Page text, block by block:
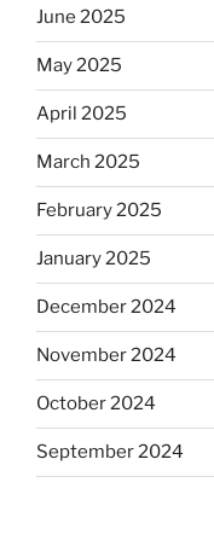
June 2025
May 2025
April 2025
March 2025
February 2025
January 2025
December 2024
November 2024
October 2024
September 2024